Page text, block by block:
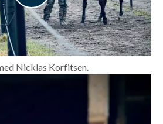
Nicklas Korfitsen.